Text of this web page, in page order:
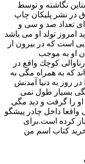
نگاشته و توسط
در نشر پلیکان چاپ
تعداد صد و سی و
امروز تولد او می باشد
است که در بیرون از
او به موجب
كوچك واقع در
که به همراه مگی به
روز به دنیا آمدنش
بسیار طول نمی
را گرفت و دید مگی
داخل چادر پیشگو
کرده است.برای
خرید کتاب اسم من